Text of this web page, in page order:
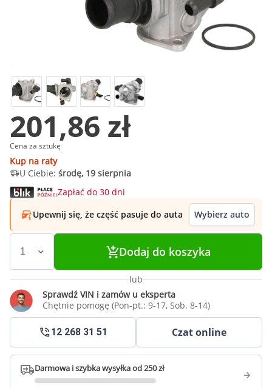
201,86 zł
Cena za sztukę
Kup na raty
U Ciebie: środę, 19 sierpnia
Zapłać do 30 dni
Upewnij się, że część pasuje do auta
Wybierz auto
Dodaj do koszyka
lub
Sprawdź VIN i zamów u eksperta
Chętnie pomogę (Pon-pt.: 9-17, Sob. 8-14)
12 268 31 51 Czat online
Darmowa i szybka wysyłka od 250 zł